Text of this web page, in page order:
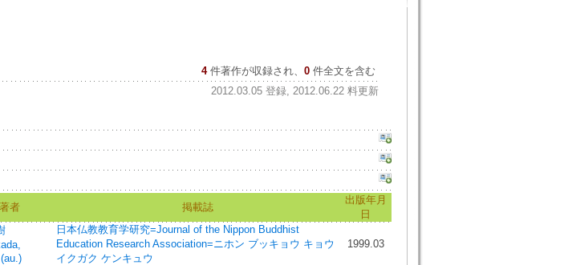
4 件著作が収録され、 0件全文を含む
2012.03.05 登録, 2012.06.22 料更新
著者 掲載誌
出版年月
日
日本仏教教育学研究=Journal of the Nippon Buddhist
Education Research Association=ニホン ブッキョウ キョウ
イクガク ケンキュウ
1999.03